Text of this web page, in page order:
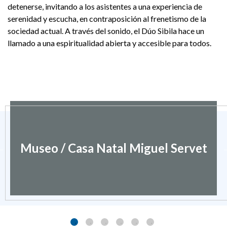
detenerse, invitando a los asistentes a una experiencia de
serenidad y escucha, en contraposición al frenetismo de la
sociedad actual. A través del sonido, el Dúo Sibila hace un
llamado a una espiritualidad abierta y accesible para todos.
Museo / Casa Natal Miguel Servet